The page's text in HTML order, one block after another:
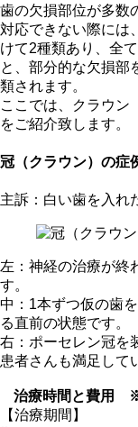
歯の欠損部位が多数
対応できない際には
けて2種類あり、全
と、部分的な欠損部
類されます。
ここでは、クラウン
をご紹介致します。
冠（クラウン）の症
主訴：白い歯を入れ
左：神経の治療が終
す。
中：1本ずつ仮の歯
る直前の状態です。
右：ポーセレン冠を
患者さんも満足して
治療時間と費用 ※
【治療期間】